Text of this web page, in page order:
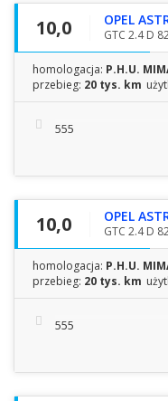
10,0 OPEL
GTC 2.4 D
homologacja: P.H.U.
przebieg: 20 tys. km
555
10,0 OPEL
GTC 2.4 D
homologacja: P.H.U.
przebieg: 20 tys. km
555